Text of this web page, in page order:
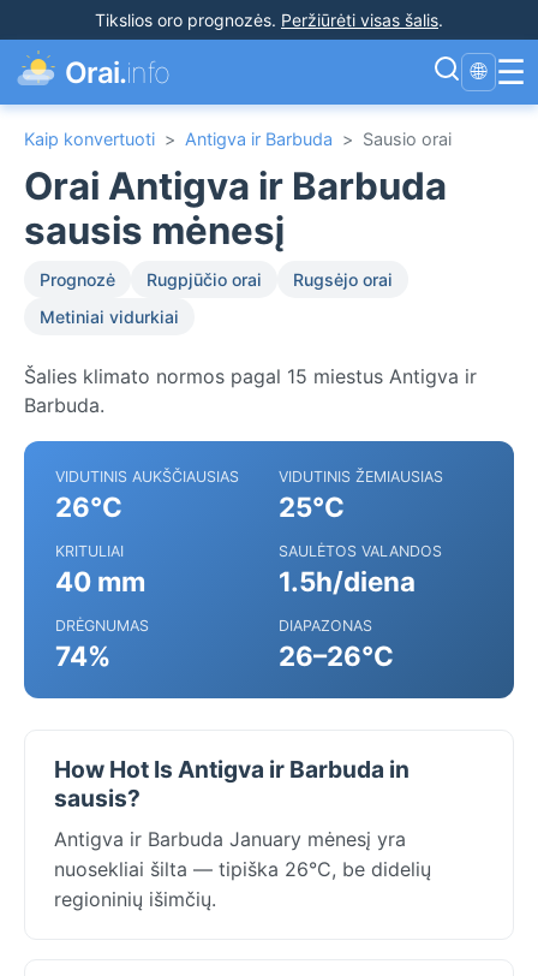
Tikslios oro prognozės. Peržiūrėti visas šalis.
Orai.info 🌐 ☰
Kaip konvertuoti > Antigva ir Barbuda > Sausio orai
Orai Antigva ir Barbuda
sausis mėnesį
Prognozė Rugpjūčio orai
Rugsėjo orai
Metiniai vidurkiai
Šalies klimato normos pagal 15 miestus Antigva ir
Barbuda.
VIDUTINIS AUKŠČIAUSIAS
26°C
VIDUTINIS ŽEMIAUSIAS
25°C
KRITULIAI
40 mm
SAULĖTOS VALANDOS
1.5h/diena
DRĖGNUMAS
74%
DIAPAZONAS
26–26°C
How Hot Is Antigva ir Barbuda in
sausis?
Antigva ir Barbuda January mėnesį yra
nuosekliai šilta — tipiška 26°C, be didelių
regioninių išimčių.